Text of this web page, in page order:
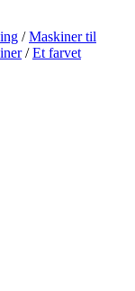
/Maskiner til
/Et farvet